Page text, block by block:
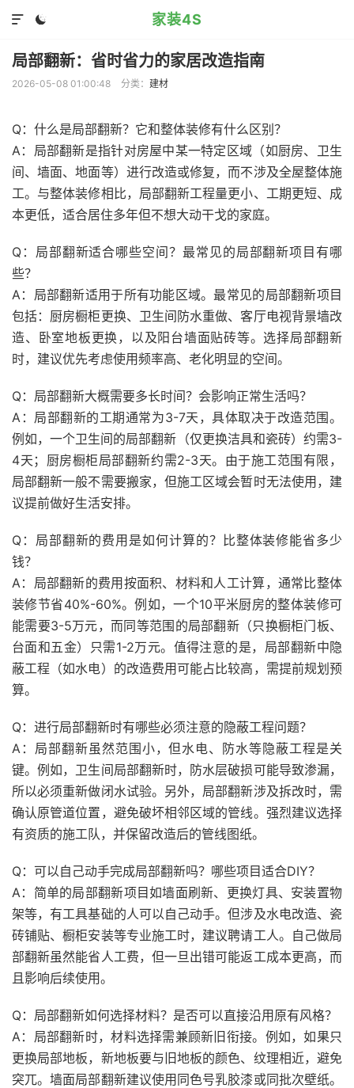
家装4S


局部翻新：省时省力的家居改造指南
2026-05-08 01:00:48 分类： 建材
Q：什么是局部翻新？它和整体装修有什么区别？
A：局部翻新是指针对房屋中某一特定区域（如厨房、卫生
间、墙面、地面等）进行改造或修复，而不涉及全屋整体施
工。与整体装修相比，局部翻新工程量更小、工期更短、成
本更低，适合居住多年但不想大动干戈的家庭。
Q：局部翻新适合哪些空间？最常见的局部翻新项目有哪
些？
A：局部翻新适用于所有功能区域。最常见的局部翻新项目
包括：厨房橱柜更换、卫生间防水重做、客厅电视背景墙改
造、卧室地板更换，以及阳台墙面贴砖等。选择局部翻新
时，建议优先考虑使用频率高、老化明显的空间。
Q：局部翻新大概需要多长时间？会影响正常生活吗？
A：局部翻新的工期通常为3-7天，具体取决于改造范围。
例如，一个卫生间的局部翻新（仅更换洁具和瓷砖）约需3-
4天；厨房橱柜局部翻新约需2-3天。由于施工范围有限，
局部翻新一般不需要搬家，但施工区域会暂时无法使用，建
议提前做好生活安排。
Q：局部翻新的费用是如何计算的？比整体装修能省多少
钱？
A：局部翻新的费用按面积、材料和人工计算，通常比整体
装修节省40%-60%。例如，一个10平米厨房的整体装修可
能需要3-5万元，而同等范围的局部翻新（只换橱柜门板、
台面和五金）只需1-2万元。值得注意的是，局部翻新中隐
蔽工程（如水电）的改造费用可能占比较高，需提前规划预
算。
Q：进行局部翻新时有哪些必须注意的隐蔽工程问题？
A：局部翻新虽然范围小，但水电、防水等隐蔽工程是关
键。例如，卫生间局部翻新时，防水层破损可能导致渗漏，
所以必须重新做闭水试验。另外，局部翻新涉及拆改时，需
确认原管道位置，避免破坏相邻区域的管线。强烈建议选择
有资质的施工队，并保留改造后的管线图纸。
Q：可以自己动手完成局部翻新吗？哪些项目适合DIY？
A：简单的局部翻新项目如墙面刷新、更换灯具、安装置物
架等，有工具基础的人可以自己动手。但涉及水电改造、瓷
砖铺贴、橱柜安装等专业施工时，建议聘请工人。自己做局
部翻新虽然能省人工费，但一旦出错可能返工成本更高，而
且影响后续使用。
Q：局部翻新如何选择材料？是否可以直接沿用原有风格？
A：局部翻新时，材料选择需兼顾新旧衔接。例如，如果只
更换局部地板，新地板要与旧地板的颜色、纹理相近，避免
突兀。墙面局部翻新建议使用同色号乳胶漆或同批次壁纸。